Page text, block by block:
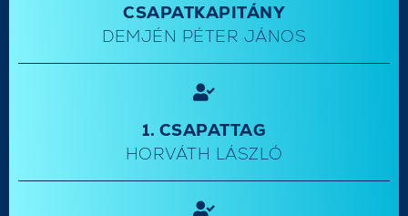
CSAPATKAPITÁNY
DEMJÉN PÉTER JÁNOS
1. CSAPATTAG
HORVÁTH LÁSZLÓ